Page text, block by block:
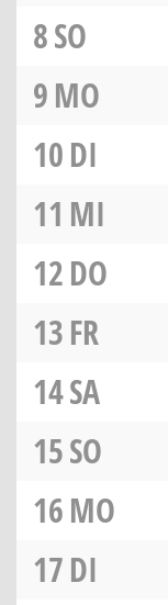
8SO
9MO
10DI
11 MI
12DO
13FR
14SA
15SO
16MO
17DI